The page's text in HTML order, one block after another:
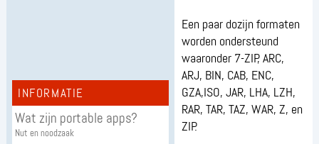
INFORMATIE
Wat zijn portable apps?
Nut en noodzaak
Een paar dozijn formaten
worden ondersteund
waaronder 7-ZIP, ARC,
ARJ, BIN, CAB, ENC,
GZA,ISO, JAR, LHA, LZH,
RAR, TAR, TAZ, WAR, Z, en
ZIP.